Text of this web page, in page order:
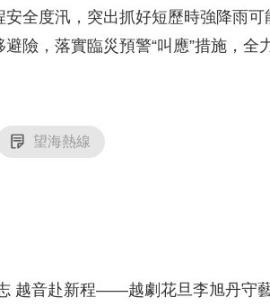
廠 智敬中國 全民健康 顏選攻略
總台企業白名單
全度汛，突出抓好短歷時強降雨
險，落實臨災預警“叫應”措施，全
望海熱線
越音赴新程——越劇花旦李旭丹守藝